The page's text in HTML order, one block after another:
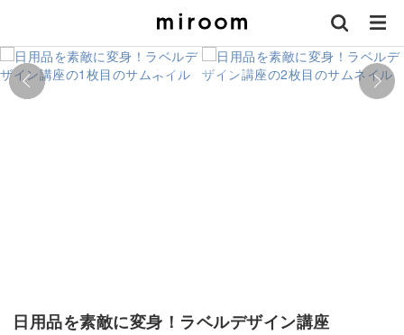
日用品を素敵に変身！ラベルデザイン講座